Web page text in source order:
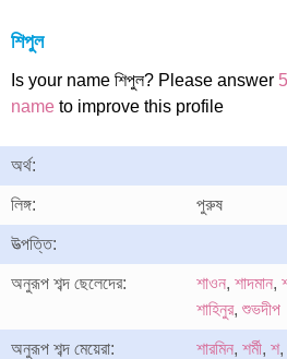
শিপুল
Is your name শিপুল? Please answer
name to improve this profile
অর্থ:
লিঙ্গ: পুরুষ
উত্পত্তি:
অনুরূপ শব্দ ছেলেদের: শাওন, শাদমান,
শাহিনুর, শুভদীপ
অনুরূপ শব্দ মেয়েরা: শারমিন, শর্মী, শ,